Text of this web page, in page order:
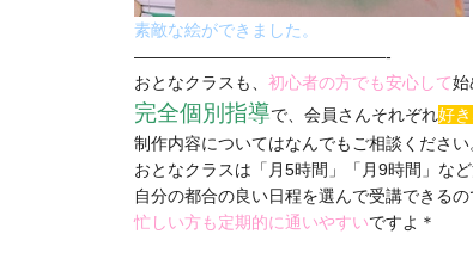
素敵な絵ができました。
———————————————-
おとなクラスも、 初心者の方でも安心して始
完全個別指導で、会員さんそれぞれ好
制作内容についてはなんでもご相談ください
おとなクラスは「月5時間」「月9時間」な
自分の都合の良い日程を選んで受講できるの
忙しい方も定期的に通いやすいですよ＊